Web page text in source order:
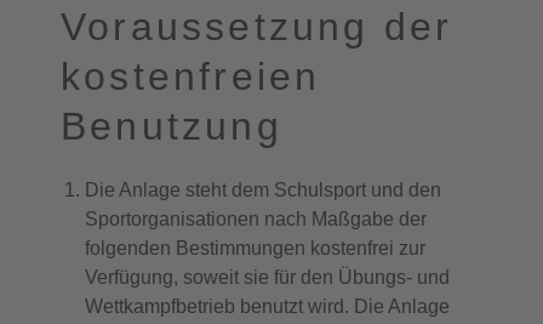
Voraussetzung der
kostenfreien
Benutzung
Die Anlage steht dem Schulsport und den
Sportorganisationen nach Maßgabe der
folgenden Bestimmungen kostenfrei zur
Verfügung, soweit sie für den Übungs- und
Wettkampfbetrieb benutzt wird. Die Anlage